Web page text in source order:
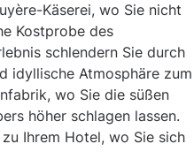
Käserei, wo Sie nicht
Kostprobe des
schlendern Sie durch
idyllische Atmosphäre zum
wo Sie die süßen
höher schlagen lassen.
Ihrem Hotel, wo Sie sich